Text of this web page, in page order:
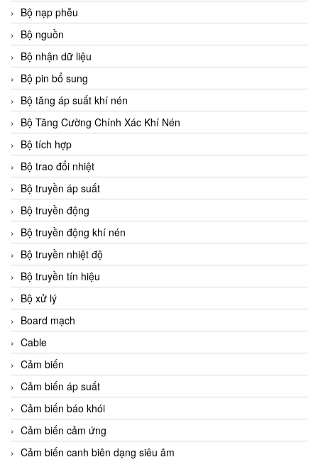
Bộ nạp phễu
Bộ nguồn
Bộ nhận dữ liệu
Bộ pin bổ sung
Bộ tăng áp suất khí nén
Bộ Tăng Cường Chính Xác Khí Nén
Bộ tích hợp
Bộ trao đổi nhiệt
Bộ truyền áp suất
Bộ truyền động
Bộ truyền động khí nén
Bộ truyền nhiệt độ
Bộ truyền tín hiệu
Bộ xử lý
Board mạch
Cable
Cảm biến
Cảm biến áp suất
Cảm biến báo khói
Cảm biến cảm ứng
Cảm biến canh biên dạng siêu âm